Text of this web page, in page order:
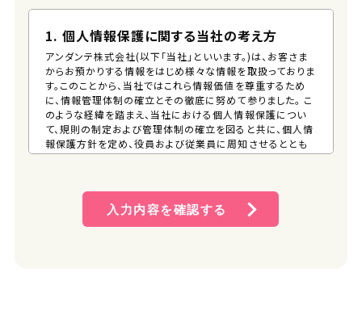
1. 個人情報保護に関する当社の考え方
アンダンテ株式会社(以下「当社」といいます。)は、お客さま
からお預かりする情報をはじめ様々な情報を取扱っておりま
す。このことから、当社ではこれら情報価値を尊重するため
に、情報管理体制の確立とその徹底に努めて参りました。 こ
のような経緯を踏まえ、当社における個人情報保護につい
て、規則の制定および管理体制の確立を図ると共に、個人情
報保護方針を定め、役員および従業員に周知させるととも
に、一般の方が、容易に入手できる措置を講じるものとしま
入力内容を確認する